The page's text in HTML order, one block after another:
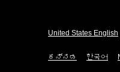
United States English
ಕನ್ನಡ 한국어